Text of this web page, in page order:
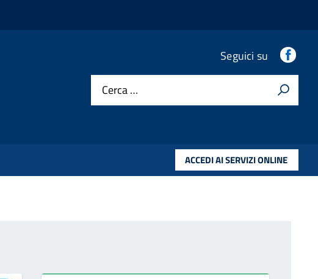
Seguici su
Cerca …
ACCEDI AI SERVIZI ONLINE